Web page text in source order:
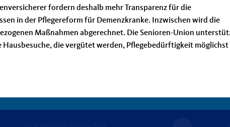
fordern deshalb mehr Transparenz für die
in der Pflegereform für Demenzkranke. Inzwischen wird die
Maßnahmen abgerechnet. Die Senioren-Union
die vergütet werden, Pflegebedürftigkeit möglichst